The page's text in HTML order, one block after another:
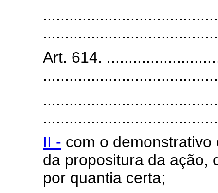
Art. 614.
II - com o
da propositura da ação,
por quantia certa;